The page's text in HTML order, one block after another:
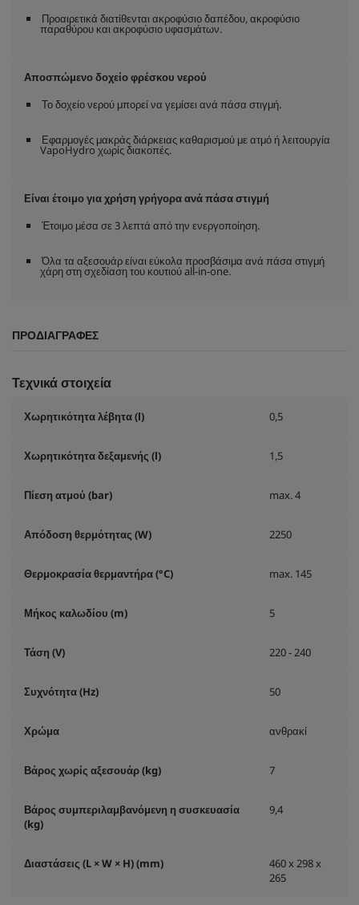
Προαιρετικά διατίθενται ακροφύσιο δαπέδου, ακροφύσιο
παραθύρου και ακροφύσιο υφασμάτων.
Αποσπώμενο δοχείο φρέσκου νερού
Το δοχείο νερού μπορεί να γεμίσει ανά πάσα στιγμή.
Εφαρμογές μακράς διάρκειας καθαρισμού με ατμό ή λειτουργία
VapoHydroχωρίς διακοπές.
Είναι έτοιμο για χρήση γρήγορα ανά πάσα στιγμή
Έτοιμο μέσα σε 3 λεπτά από την ενεργοποίηση.
Όλα τα αξεσουάρ είναι εύκολα προσβάσιμα ανά πάσα στιγμή
χάρη στη σχεδίαση του κουτιού all-in-one.
ΠΡΟΔΙΑΓΡΑΦΈΣ
Τεχνικά στοιχεία
Χωρητικότητα λέβητα (l) 0,5
Χωρητικότητα δεξαμενής (l) 1,5
Πίεση ατμού (bar) max. 4
Απόδοση θερμότητας (W) 2250
Θερμοκρασία θερμαντήρα (°C) max. 145
Μήκος καλωδίου (m) 5
Τάση (V) 220 - 240
Συχνότητα (Hz) 50
Χρώμα ανθρακί
Βάρος χωρίς αξεσουάρ (kg) 7
Βάρος συμπεριλαμβανόμενη η συσκευασία
(kg)
9,4
Διαστάσεις (L × W × H) (mm)
460 x 298 x
265